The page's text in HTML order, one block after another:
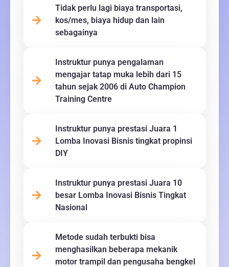
Tidak perlu lagi biaya transportasi,
kos/mes, biaya hidup dan lain
sebagainya
Instruktur punya pengalaman
mengajar tatap muka lebih dari 15
tahun sejak 2006 di Auto Champion
Training Centre
Instruktur punya prestasi Juara 1
Lomba Inovasi Bisnis tingkat propinsi
DIY
Instruktur punya prestasi Juara 10
besar Lomba Inovasi Bisnis Tingkat
Nasional
Metode sudah terbukti bisa
menghasilkan beberapa mekanik
motor trampil dan pengusaha bengkel